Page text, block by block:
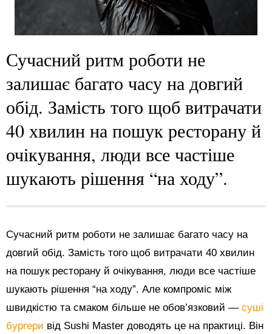
Сучасний ритм роботи не
залишає багато часу на довгий
обід. Замість того щоб витрачати
40 хвилин на пошук ресторану й
очікування, люди все частіше
шукають рішення “на ходу”.
Сучасний ритм роботи не залишає багато часу на
довгий обід. Замість того щоб витрачати 40 хвилин
на пошук ресторану й очікування, люди все частіше
шукають рішення “на ходу”. Але компроміс між
швидкістю та смаком більше не обов’язковий — суші
бургери від Sushi Master доводять це на практиці. Він